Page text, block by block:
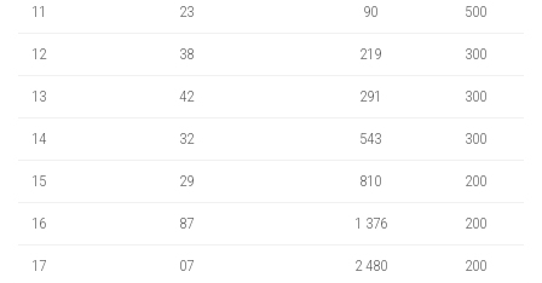
11 23 90 500
12 38 219 300
13 42 291 300
14 32 543 300
15 29 810 200
16 87 1 376 200
17 07 2 480 200